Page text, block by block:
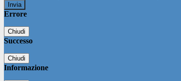
Errore
Chiudi
Successo
Chiudi
Informazione